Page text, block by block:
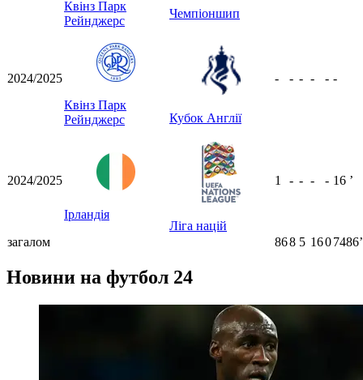
Квінз Парк
Рейнджерс
Чемпіоншип
2024/2025
Квінз Парк
Рейнджерс
Кубок Англії
- - - - - -
2024/2025
Ірландія
Ліга націй
1 - - - - 16 ʼ
загалом 868 5 1607486ʼ
Новини на футбол 24